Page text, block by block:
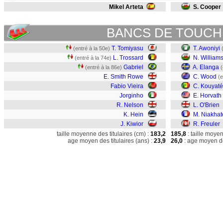
Mikel Arteta S. Cooper
BANCS DE
(entré à la 50e) T. Tomiyasu
(entré à la 74e) L. Trossard
(entré à la 86e) Gabriel
E. Smith Rowe
Fabio Vieira
Jorginho
R. Nelson
K. Hein
J. Kiwior
T. Awoniyi
N. Williams
A. Elanga
C. Wood
C. Kouyaté
E. Horvath
L. O'Brien
M.
R. Freuler
taille moyenne des titulaires (cm) : 183,2
age moyen des titulaires (ans) : 23,9
185,8 : taille
26,0 : age moyen